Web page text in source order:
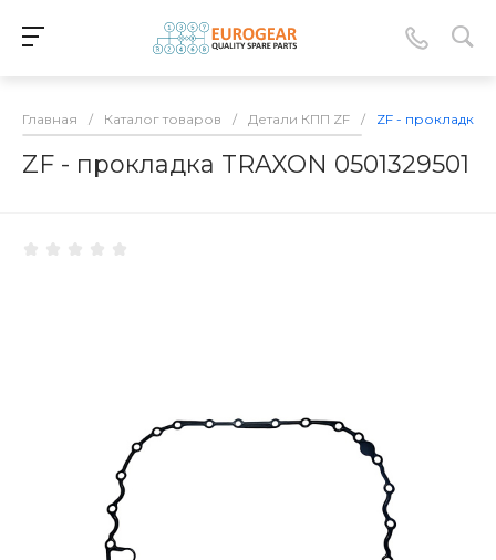
Главная / Каталог товаров / Детали КПП ZF / ZF - прокладка
ZF - прокладка TRAXON 0501329501